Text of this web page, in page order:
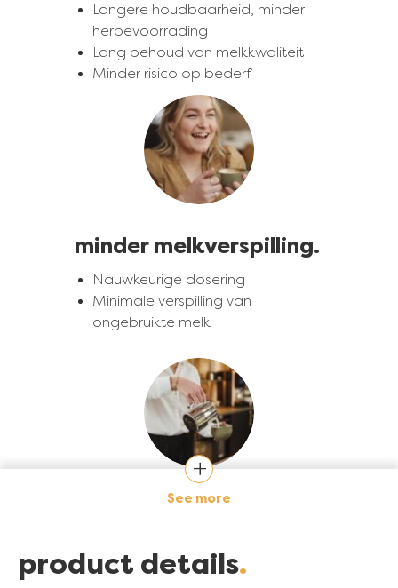
Langere houdbaarheid, minder
herbevoorrading
Lang behoud van melkkwaliteit
Minder risico op bederf
Afbeelding
minder melkverspilling.
Nauwkeurige dosering
Minimale verspilling van
ongebruikte melk
Afbeelding
kosteneffectieve
Bespaar meer door groot in te
See more
product details